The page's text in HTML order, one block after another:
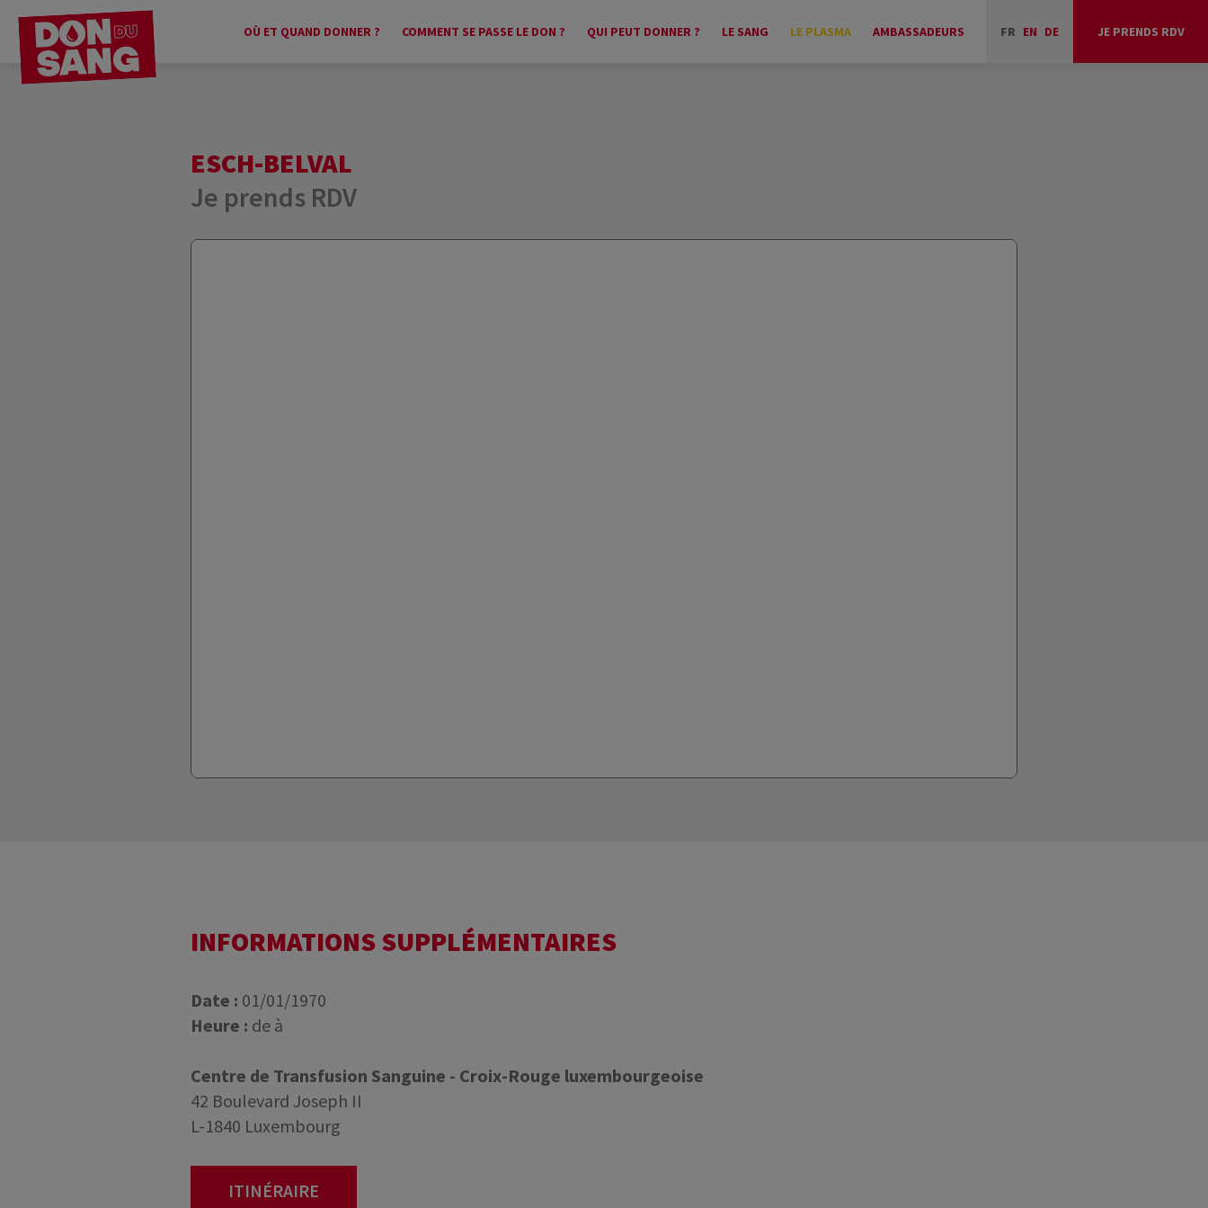
OÙ ET QUAND DONNER ? COMMENT SE PASSE LE DON ? QUI PEUT DONNER ? LE SANG LE PLASMA AMBASSADEURS FR EN DE JE PRENDS RDV
ESCH-BELVAL
Je prends RDV
INFORMATIONS SUPPLÉMENTAIRES
Date : 01/01/1970
Heure : de à
Centre de Transfusion Sanguine - Croix-Rouge luxembourgeoise
42 Boulevard Joseph II
L-1840 Luxembourg
ITINÉRAIRE